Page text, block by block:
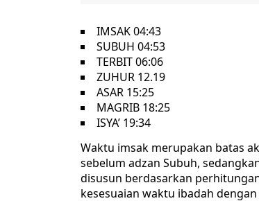
IMSAK 04:43
SUBUH 04:53
TERBIT 06:06
ZUHUR 12.19
ASAR 15:25
MAGRIB 18:25
ISYA’ 19:34
Waktu imsak merupakan batas
sebelum adzan Subuh,
disusun berdasarkan
kesesuaian waktu ibadah